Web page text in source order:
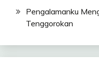
Pengalamanku
Tenggorokan